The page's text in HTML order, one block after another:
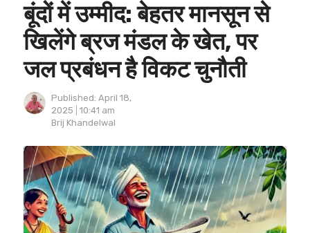
बूंदों में उम्मीद: बेहतर मानसून से
खिलेंगे ब्रज मंडल के खेत, पर
जल प्रबंधन है विकट चुनौती
Published: April 18,
2025
10:41 am
Author
Brij Khandelwal